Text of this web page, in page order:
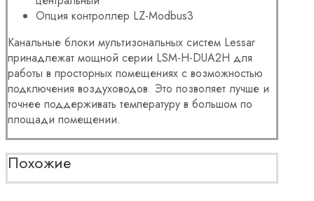
Опция контроллер LZ-Modbus3
Канальные блоки мультизональных систем Lessar
принадлежат мощной серии LSM-H-DUA2H для
работы в просторных помещениях с возможностью
подключения воздуховодов. Это позволяет лучше и
точнее поддерживать температуру в большом по
площади помещении.
Похожие